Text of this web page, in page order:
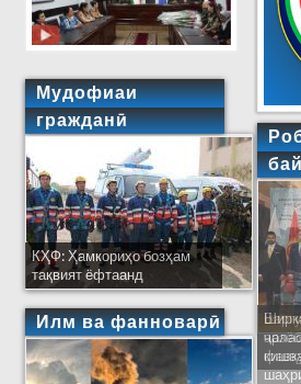
Мудофиаи
гражданӣ
КҲФ: Ҳамкориҳо бозҳам
тақвият ёфтаанд
Илм ва фанноварӣ